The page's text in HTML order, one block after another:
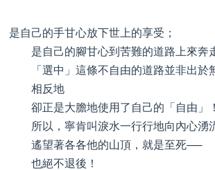
是自己的手甘心放下世上的享受；
是自己的腳甘心到苦難的道路上來奔
「選中」這條不自由的道路並非出於
相反地
卻正是大膽地使用了自己的「自由」！
所以，寧肯叫淚水一行行地向內心湧
遙望著各各他的山頂，就是至死──
也絕不退後！